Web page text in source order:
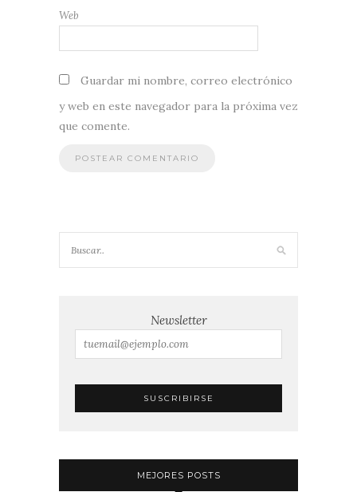
Web
Guardar mi nombre, correo electrónico
y web en este navegador para la próxima vez
que comente.
Newsletter
MEJORES POSTS